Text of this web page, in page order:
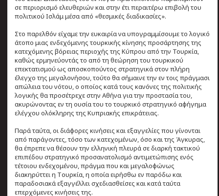
σε περιορισμό ελευθεριών και στην έτι περαιτέρω επιβολή του
πολιτικού Ισλάμ μέσα από «θεσμικές διαδικασίες».
Στο παρελθόν είχαμε την ευκαιρία να υπογραμμίσουμε το λογικό
άτοπο μιας ενδεχόμενης τουρκικής κίνησης προσάρτησης της
κατεχόμενης βόρειας περιοχής της Κύπρου από την Τουρκία,
καθώς ερμηνεύοντάς το από τη θεώρηση του τουρκικού
επεκτατισμού ως αποσκοπούντος στρατηγικά στον πλήρη
έλεγχο της μεγαλονήσου, τούτο θα σήμαινε την εν τοις πράγμασι
απώλεια του νότου, ο οποίος κατά τους κανόνες της πολιτικής
λογικής θα προσέτρεχε στην Αθήνα για την προστασία του,
ακυρώνοντας εν τη ουσία του το τουρκικό στρατηγικό αφήγημα
ελέγχου ολόκληρης της Κυπριακής επικράτειας.
Παρά ταύτα, οι διάφορες κινήσεις και εξαγγελίες που γίνονται
από παράγοντες, τόσο των κατεχομένων, όσο και της Άγκυρας,
θα έπρεπε να θέσουν την ελληνική πλευρά σε διαρκή τακτικού
επιπέδου στρατηγικό προσανατολισμό αντιμετώπισης ενός
τέτοιου ενδεχομένου, πράγμα που και μεγαλοφώνως
διακηρύττει η Tουρκία, η οποία ειρήσθω εν παρόδω και
παραδοσιακά εξαγγέλλει σχεδιασθείσες και κατά ταύτα
επερχόμενες κινήσεις της.